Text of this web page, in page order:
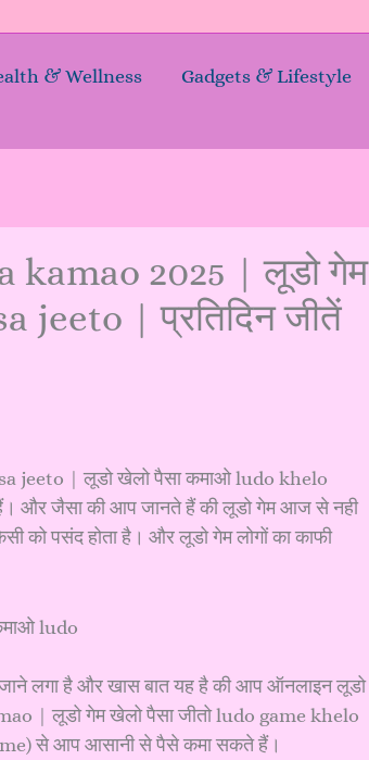
& Wellness Gadgets & Lifestyle
kamao 2025 | लूडो गेम
jeeto | प्रतिदिन जीतें
jeeto | लूडो खेलो पैसा कमाओ ludo khelo
और जैसा की आप जानते हैं की लूडो गेम आज से नही
को पसंद होता है। और लूडो गेम लोगों का काफी
लगा है और खास बात यह है की आप ऑनलाइन लूडो
| लूडो गेम खेलो पैसा जीतो ludo game khelo
से आप आसानी से पैसे कमा सकते हैं।